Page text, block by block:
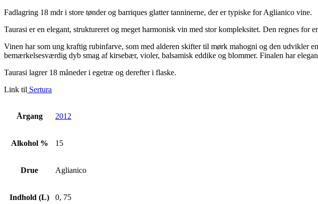
Fadlagring 18 mdr i store tønder og barriques glatter tanninerne, der er typiske for Aglianico vine.
Taurasi er en elegant, struktureret og meget harmonisk vin med stor kompleksitet. Den regnes for
Vinen har som ung kraftig rubinfarve, som med alderen skifter til mørk mahogni og den udvikler
bemærkelsesværdig dyb smag af kirsebær, violer, balsamisk eddike og blommer. Finalen har
Taurasi lagrer 18 måneder i egetræ og derefter i flaske.
Link til Sertura
Årgang 2012
Alkohol % 15
Drue Aglianico
Indhold (L) 0, 75